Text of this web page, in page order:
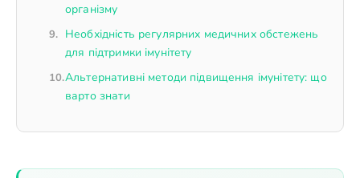
організму
Необхідність регулярних медичних обстежень
для підтримки імунітету
Альтернативні методи підвищення імунітету: що
варто знати